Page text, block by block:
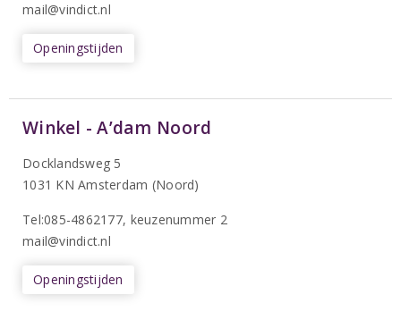
mail@vindict.nl
Openingstijden
Winkel - A’dam Noord
Docklandsweg 5
1031 KN Amsterdam (Noord)
Tel:085-4862177, keuzenummer 2
mail@vindict.nl
Openingstijden